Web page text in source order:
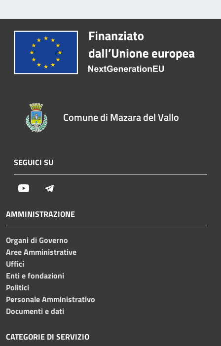
Comune di Mazara del Vallo
SEGUICI SU
Youtube
AMMINISTRAZIONE
Organi di Governo
Aree Amministrative
Uffici
Enti e fondazioni
Politici
Personale Amministrativo
Documenti e dati
CATEGORIE DI SERVIZIO